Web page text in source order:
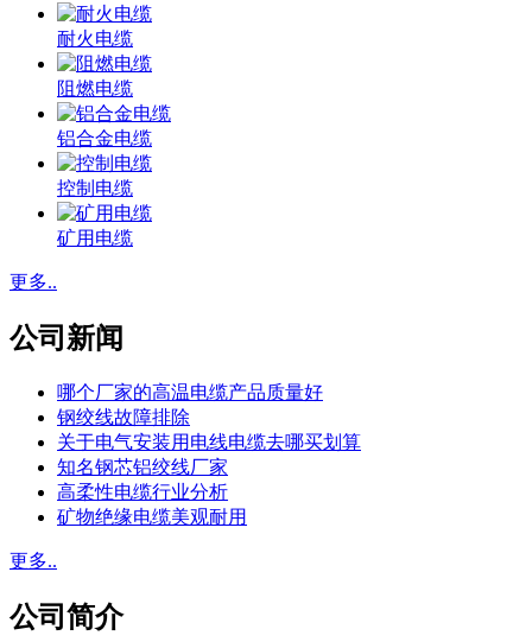
耐火电缆
阻燃电缆
铝合金电缆
控制电缆
矿用电缆
更多..
公司新闻
哪个厂家的高温电缆产品质量好
钢绞线故障排除
关于电气安装用电线电缆去哪买划算
知名钢芯铝绞线厂家
高柔性电缆行业分析
矿物绝缘电缆美观耐用
更多..
公司简介